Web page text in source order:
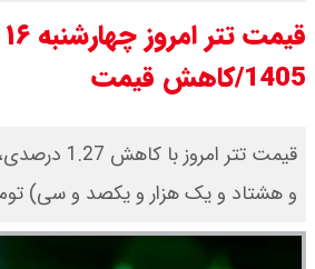
1405/کاهش قیمت
و هشتاد و یک هزار و یکصد و سی)